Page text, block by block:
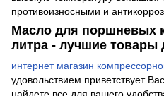
противоизносными и
Масло для поршневых
литра - лучшие товары
интернет магазин
удовольствием приветствует